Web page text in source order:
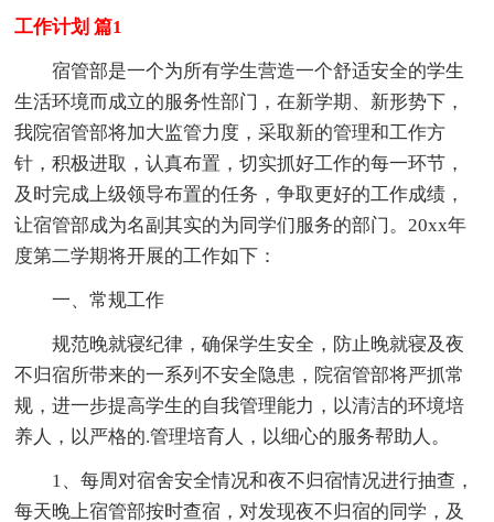
工作计划 篇1
宿管部是一个为所有学生营造一个舒适安全的学生
生活环境而成立的服务性部门，在新学期、新形势下，
我院宿管部将加大监管力度，采取新的管理和工作方
针，积极进取，认真布置，切实抓好工作的每一环节，
及时完成上级领导布置的任务，争取更好的工作成绩，
让宿管部成为名副其实的为同学们服务的部门。20xx年
度第二学期将开展的工作如下：
一、常规工作
规范晚就寝纪律，确保学生安全，防止晚就寝及夜
不归宿所带来的一系列不安全隐患，院宿管部将严抓常
规，进一步提高学生的自我管理能力，以清洁的环境培
养人，以严格的.管理培育人，以细心的服务帮助人。
1、每周对宿舍安全情况和夜不归宿情况进行抽查，
每天晚上宿管部按时查宿，对发现夜不归宿的同学，及